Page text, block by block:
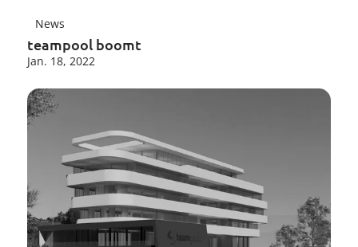
--
News
teampool boomt
Jan. 18, 2022